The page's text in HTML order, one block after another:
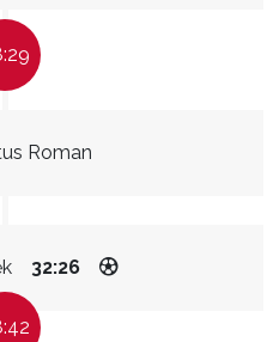
Roman
32:26